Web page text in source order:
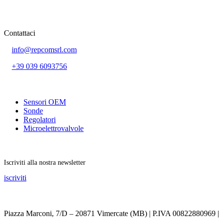
Contattaci
info@repcomsrl.com
+39 039 6093756
Sensori OEM
Sonde
Regolatori
Microelettrovalvole
Iscriviti alla nostra newsletter
iscriviti
Piazza Marconi, 7/D – 20871 Vimercate (MB) | P.IVA 00822880969 |